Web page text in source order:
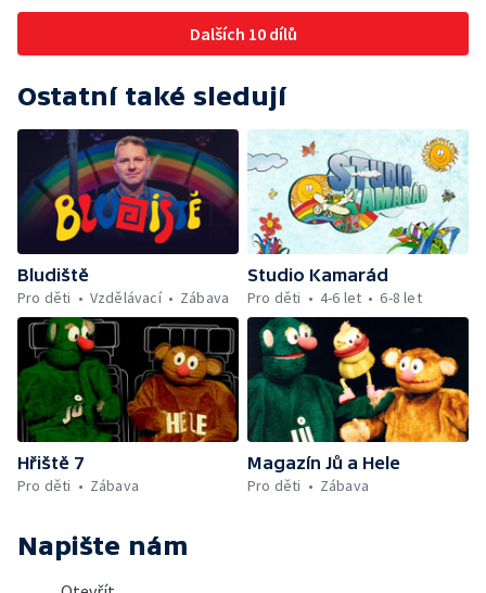
Dalších 10 dílů
Ostatní také sledují
Bludiště
Pro děti
Vzdělávací Zábava
Studio Kamarád
Pro děti
4-6 let 6-8 let
Hřiště 7
Pro děti
Zábava
Magazín Jů a Hele
Pro děti
Zábava
Napište nám